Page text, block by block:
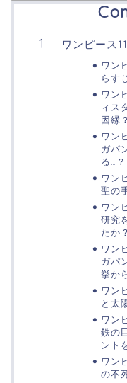
ワンピース
ワン
らす
ワン
ィス
因縁？
ワン
ガパ
る…？
ワン
聖の
ワン
研究
たか？
ワン
ガパ
挙か
ワン
と太
ワン
鉄の
ント
ワン
の不